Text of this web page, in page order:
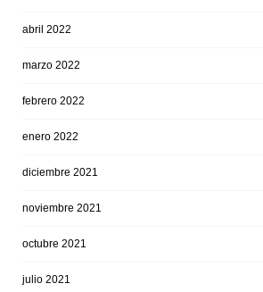
abril 2022
marzo 2022
febrero 2022
enero 2022
diciembre 2021
noviembre 2021
octubre 2021
julio 2021